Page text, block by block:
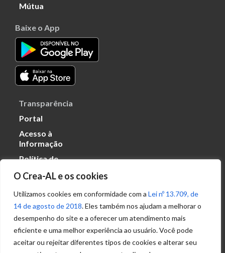
O Crea-AL e os cookies
Utilizamos cookies em conformidade com a Lei nº 13.709, de
14 de agosto de 2018. Eles também nos ajudam a melhorar o
desempenho do site e a oferecer um atendimento mais
eficiente e uma melhor experiência ao usuário. Você pode
aceitar ou rejeitar diferentes tipos de cookies e alterar seu
Mútua
Baixe o App
Transparência
Portal
Acesso à
Informação
Política de
Dados
Ouvidoria
(82) 2123 0864
ouvidoria@crea-al.org.br